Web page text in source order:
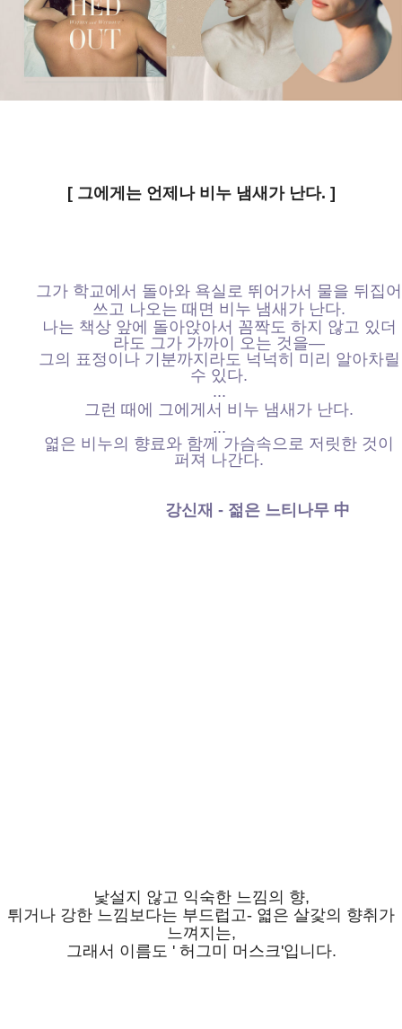
[ 그에게는 언제나 비누 냄새가 난다. ]
그가 학교에서 돌아와 욕실로 뛰어가서 물을 뒤집어
쓰고 나오는 때면 비누 냄새가 난다.
나는 책상 앞에 돌아앉아서 꼼짝도 하지 않고 있더
라도 그가 가까이 오는 것을―
그의 표정이나 기분까지라도 넉넉히 미리 알아차릴
수 있다.
...
그런 때에 그에게서 비누 냄새가 난다.
...
엷은 비누의 향료와 함께 가슴속으로 저릿한 것이
퍼져 나간다.
강신재 - 젊은 느티나무 中
낯설지 않고 익숙한 느낌의 향,
튀거나 강한 느낌보다는 부드럽고- 엷은 살갗의 향취가
느껴지는,
그래서 이름도 ' 허그미 머스크'입니다.